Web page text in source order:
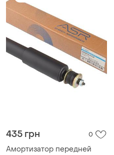
435 грн 0
Амортизатор передней